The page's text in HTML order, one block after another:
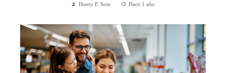
Henry F. Soto Hace 1 año